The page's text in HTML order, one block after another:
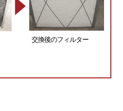
交換後のフィルター